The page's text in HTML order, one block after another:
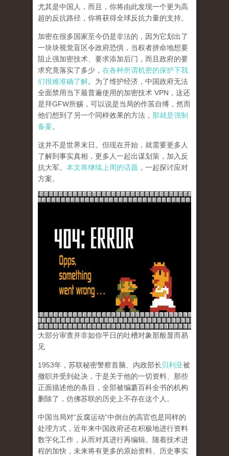
尤其是中国人，而且，你将由此发现一个更为高
超的反抗路径，你将获得全球反抗力量的支持。
加密在很多国家至今仍是非法的，因为它划出了
一块块视觉盲区令政府恐惧，当权者拼命地想要
阻止强加密技术、要求添加后门，而且政府的要
求究竟落实了多少， 在各种所谓机密的保护下我
们很难准确了解。为了维护经济，中国政府无法
全面禁用当下最普遍使用的加密技术 VPN，这还
是拜GFW所赐，可以说是当局的作茧自缚，然而
他们想到了另一个同样效果的方法， 那就是强制
备案。
这并不是世界末日。但现在开始，就需要更多人
了解到事实真相，更多人一起出谋划策，加入反
抗大军。 本文将继续上周的话题 ，一起探讨应对
方案。
大部分审查并非如你平日的吐槽对象那般显而易
见
1953年，苏联秘密警察首脑、内政部长贝利亚被
撤职并受到处决，于是关于他的一切资料、那些
正面描述他的条目，全部被编纂百科全书的机构
删除了，仿佛苏联的历史上不存在这个人。
中国当局对“反腐运动”中倒台的高官也是同样的
处理方式，近年来中国政府还在积极地进行资料
数字化工作，从而对其进行再编辑。随着技术进
程的加快，未来将有更多的原始资料、历史事实